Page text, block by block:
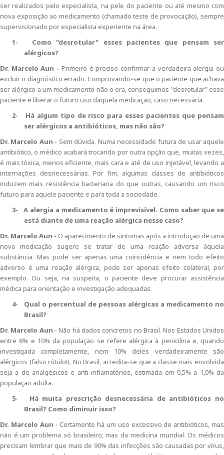
ser realizados pelo especialista, na pele do paciente ou até mesmo com
nova exposição ao medicamento (chamado teste de provocação), sempre
supervisionado por especialista experiente na área.
1-
Como "desrotular" esses pacientes que pensam ser
alérgicos?
Dr. Marcelo Aun - Primeiro é preciso confirmar a verdadeira alergia ou
excluir o diagnóstico errado. Comprovando-se que o paciente que achava
ser alérgico a um medicamento não o era, conseguimos "desrotular" esse
paciente e liberar o futuro uso daquela medicação, caso necessária.
2-
Há algum tipo de risco para esses pacientes que pensam
ser alérgicos a antibióticos, mas não são?
Dr. Marcelo Aun - Sem dúvida. Numa necessidade futura de usar aquele
antibiótico, o médico acabará trocando por outra opção que, muitas vezes,
é mais tóxica, menos eficiente, mais cara e até de uso injetável, levando a
internações desnecessárias. Por fim, algumas classes de antibióticos
induzem mais resistência bacteriana do que outras, causando um risco
futuro para aquele paciente e para toda a sociedade.
3-
A alergia a medicamento é imprevisível. Como saber que se
está diante de uma reação alérgica nesse caso?
Dr. Marcelo Aun - O aparecimento de sintomas após a introdução de uma
nova medicação sugere se tratar de uma reação adversa àquela
substância. Mas pode ser apenas uma coincidência e nem todo efeito
adverso é uma reação alérgica, pode ser apenas efeito colateral, por
exemplo. Ou seja, na suspeita, o paciente deve procurar assistência
médica para orientação e investigação adequadas.
4-
Qual o percentual de pessoas alérgicas a medicamento no
Brasil?
Dr. Marcelo Aun -Não há dados concretos no Brasil. Nos Estados Unidos
entre 8% e 10% da população se refere alérgica à penicilina e, quando
investigada completamente, nem 10% deles verdadeiramente são
alérgicos (falso rótulo!). No Brasil, acredita-se que a classe mais envolvida
seja a de analgésicos e anti-inflamatórios, estimada em 0,5% a 1,0% da
população adulta.
5-
Há muita prescrição desnecessária de antibióticos no
Brasil? Como diminuir isso?
Dr. Marcelo Aun -Certamente há um uso excessivo de antibióticos, mas
não é um problema só brasileiro, mas da medicina mundial. Os médicos
precisam lembrar que mais de 90% das infecções são causadas por vírus,